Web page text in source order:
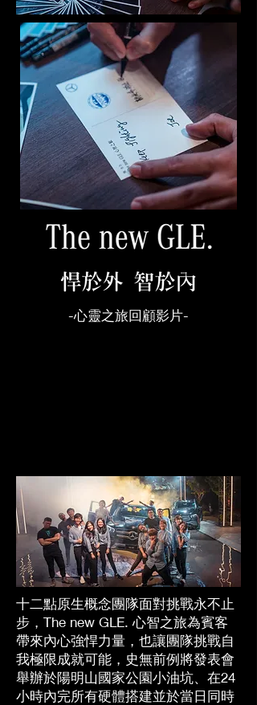
-心靈之旅回顧影片-
​十二點原生概念團隊面對挑戰永不止
步，The new GLE. 心智之旅為賓客
帶來內心強悍力量，也讓團隊挑戰自
我極限成就可能，史無前例將發表會
舉辦於陽明山國家公園小油坑、在24
小時內完所有硬體搭建並於當日同時